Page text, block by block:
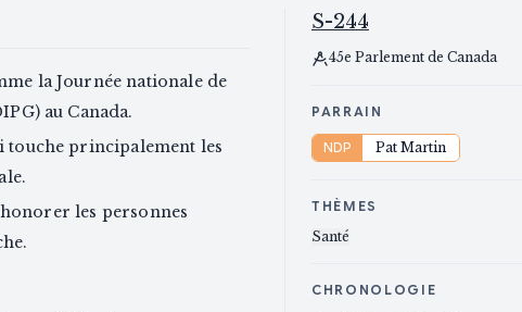
la Journée nationale de
au Canada.
touche principalement les
les personnes
S-244
45e Parlement de Canada
PARRAIN
NDP Pat Martin
THÈMES
Santé
CHRONOLOGIE